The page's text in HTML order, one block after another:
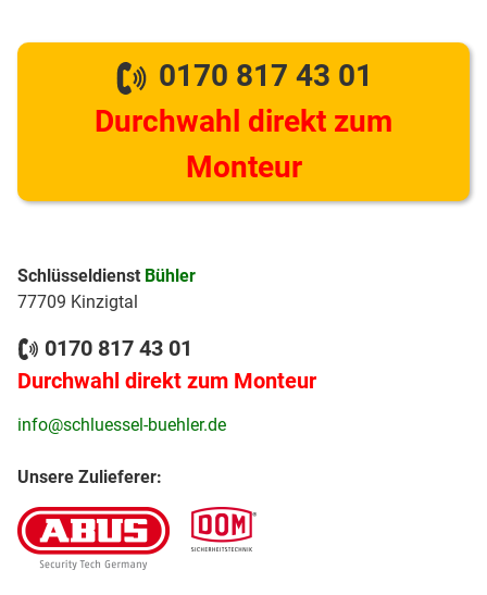
0170 817 43 01
Durchwahl direkt zum
Monteur
Schlüsseldienst Bühler
77709 Kinzigtal
0170 817 43 01
Durchwahl direkt zum Monteur
info@schluessel-buehler.de
Unsere Zulieferer: